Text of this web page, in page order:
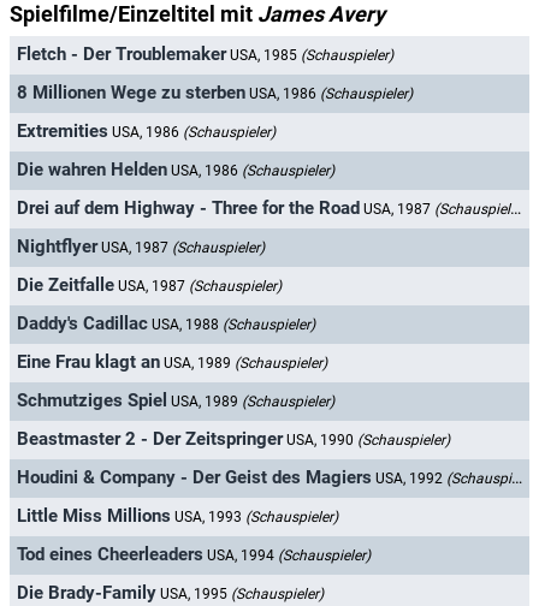
Spielfilme/Einzeltitel mit James Avery
Fletch - Der Troublemaker USA, 1985 (Schauspieler)
8 Millionen Wege zu sterben USA, 1986 (Schauspieler)
Extremities USA, 1986 (Schauspieler)
Die wahren Helden USA, 1986 (Schauspieler)
Drei auf dem Highway - Three for the Road USA, 1987 (Schauspieler)
Nightflyer USA, 1987 (Schauspieler)
Die Zeitfalle USA, 1987 (Schauspieler)
Daddy's Cadillac USA, 1988 (Schauspieler)
Eine Frau klagt an USA, 1989 (Schauspieler)
Schmutziges Spiel USA, 1989 (Schauspieler)
Beastmaster 2 - Der Zeitspringer USA, 1990 (Schauspieler)
Houdini & Company - Der Geist des Magiers USA, 1992 (Schauspieler)
Little Miss Millions USA, 1993 (Schauspieler)
Tod eines Cheerleaders USA, 1994 (Schauspieler)
Die Brady-Family USA, 1995 (Schauspieler)